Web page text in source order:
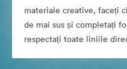
materiale creative, faceți
de mai sus și completați
respectați toate liniile